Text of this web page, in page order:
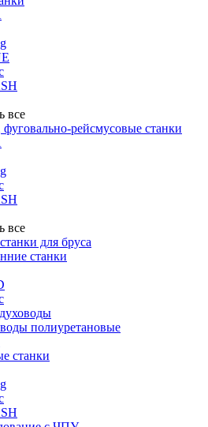
все
рейсмусовые станки
все
для бруса
станки
полиуретановые
станки